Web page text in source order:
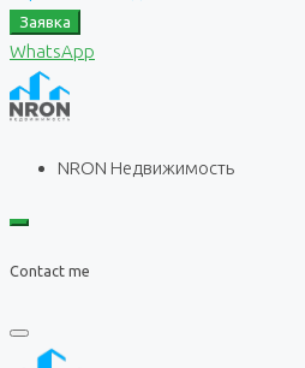
Заявка
WhatsApp
NRON Недвижимость
Contact me